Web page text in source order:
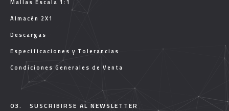
Mallas Escala 1:1
Almacén 2X1
Descargas
Especificaciones y Tolerancias
Condiciones Generales de Venta
03. SUSCRIBIRSE AL NEWSLETTER